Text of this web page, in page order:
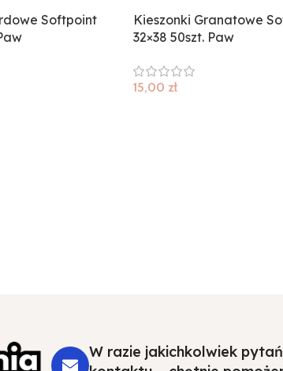
Softpoint
Kieszonki Granatowe
32×38 50szt. Paw
15,00 zł
W razie jakichkolwiek